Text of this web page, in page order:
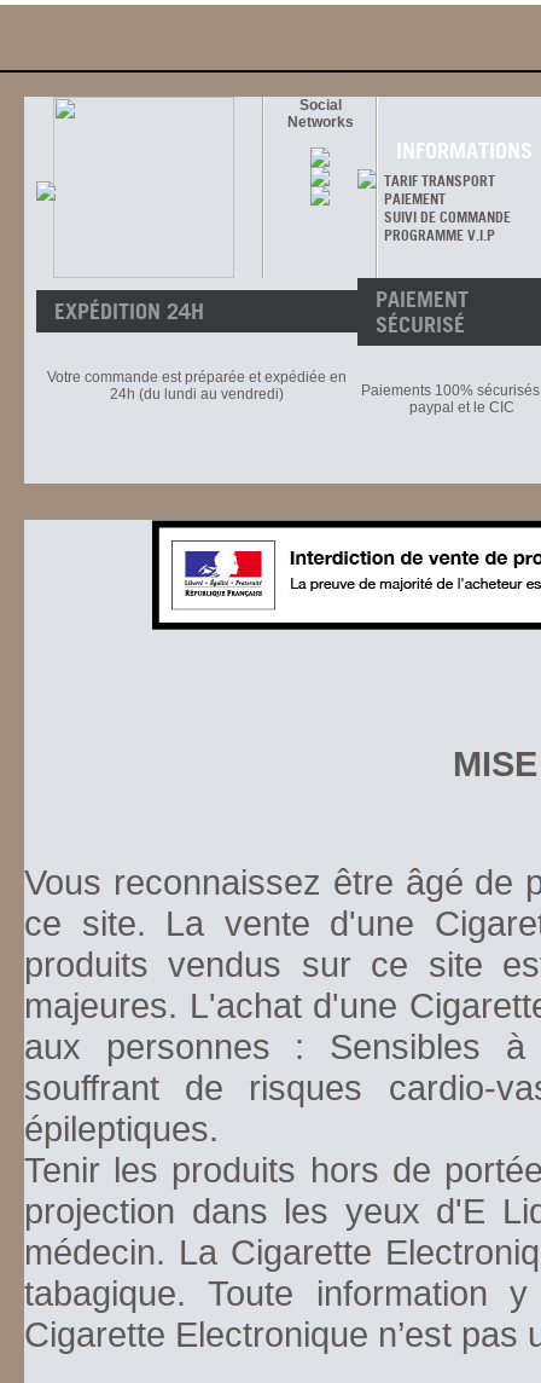
Social
Networks
INFORMATIONS
TARIF TRANSPORT
PAIEMENT
SUIVI DE COMMANDE
PROGRAMME V.I.P
EXPÉDITION 24H
Votre commande est préparée et expédiée en
24h (du lundi au vendredi)
PAIEMENT
SÉCURISÉ
Paiements 100%
paypal et le CIC
Vous reconnaissez être âgé de
ce site. La vente d'une
produits vendus sur ce site
majeures. L'achat d'une
aux personnes : Sensibles
souffrant de risques cardio-
épileptiques.
Tenir les produits hors de
projection dans les yeux d'E
médecin. La Cigarette
tabagique. Toute information
Cigarette Electronique n’est pas